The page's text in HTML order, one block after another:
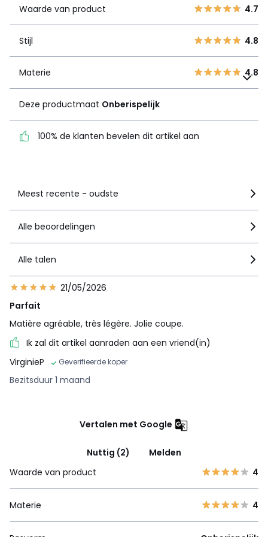
1
2 0
3
Deze productmaat
dit artikel aan
Waarde van product 4.7
Stijl 4.8
Materie 4.8
Deze productmaat Onberispelijk
100% de klanten bevelen dit artikel aan
Meest recente - oudste
Alle beoordelingen
Alle talen
21/05/2026
Parfait
Matière agréable, très légère. Jolie coupe.
Ik zal dit artikel aanraden aan een vriend(in)
VirginieP
Geverifieerde koper
Bezitsduur 1 maand
Vertalen met Google
Nuttig (2)
Melden
Waarde van product
4
Materie 4